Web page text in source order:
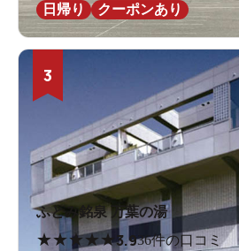
日帰り
クーポンあり
3
ふとみ銘泉 万葉の湯
★★★★ ★3.936件の口コミ